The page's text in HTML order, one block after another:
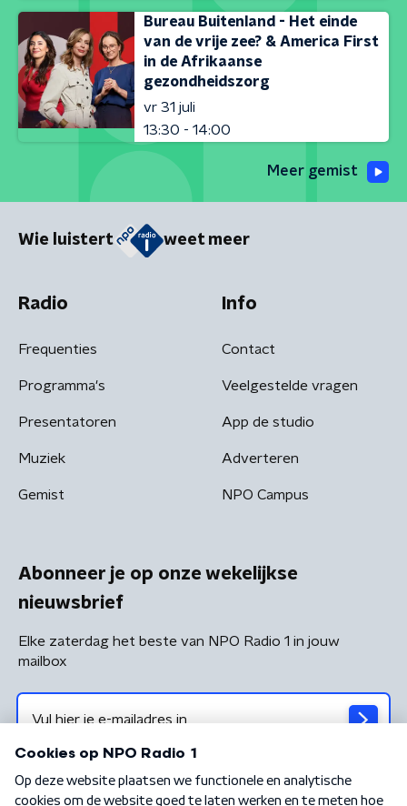
Bureau Buitenland - Het einde
van de vrije zee? & America First
in de Afrikaanse
gezondheidszorg
vr 31 juli
13:30 - 14:00
Meer gemist
Wie luistert weet meer
Radio
Frequenties
Programma's
Presentatoren
Muziek
Gemist
Info
Contact
Veelgestelde vragen
App de studio
Adverteren
NPO Campus
Abonneer je op onze wekelijkse
nieuwsbrief
Elke zaterdag het beste van NPO Radio 1 in jouw
mailbox